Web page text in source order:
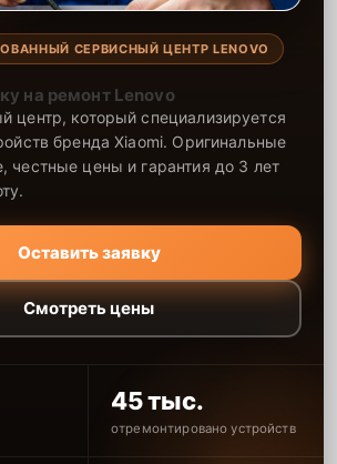
СЕРВИСНЫЙ ЦЕНТР LENOVO
на ремонт Lenovo
который специализируется
бренда Xiaomi. Оригинальные
честные цены и гарантия до 3 лет
Оставить заявку
Смотреть цены
45 тыс.
отремонтировано устройств